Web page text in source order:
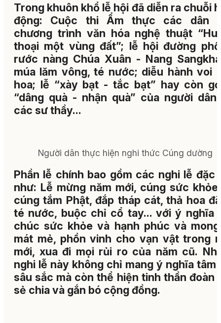
Trong khuôn khổ lễ hội đã diễn ra chuỗi
động: Cuộc thi Ẩm thực các dân
chương trình văn hóa nghệ thuật
thoại một vùng đất”; lễ hội đường
rước nàng Chúa Xuân - Nang
múa lăm vông, té nước; diễu hành voi
hoa; lễ “xày bạt - tắc bạt” hay còn
“dâng quà - nhận quà” của người dân
các sư thầy...
Người dân thực hiện nghi thức Cúng dường
Phần lễ chính bao gồm các nghi lễ đặc
như: Lễ mừng năm mới, cúng sức
cúng tắm Phật, đắp tháp cát, thả hoa
té nước, buộc chỉ cổ tay... với ý nghĩa
chúc sức khỏe và hạnh phúc và
mát mẻ, phồn vinh cho vạn vật trong
mới, xua đi mọi rủi ro của năm cũ.
nghi lễ này không chỉ mang ý nghĩa tâm
sâu sắc mà còn thể hiện tinh thần đoàn
sẻ chia và gắn bó cộng đồng.